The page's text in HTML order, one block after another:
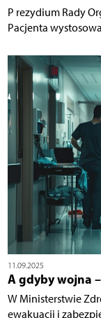
P rezydium Rady
Pacjenta
11.09.2025
A gdyby wojna
W Ministerstwie
ewakuacji i